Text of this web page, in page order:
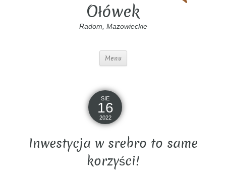
Ołówek
Radom, Mazowieckie
Menu
SIE
16
2022
Inwestycja w srebro to same
korzyści!